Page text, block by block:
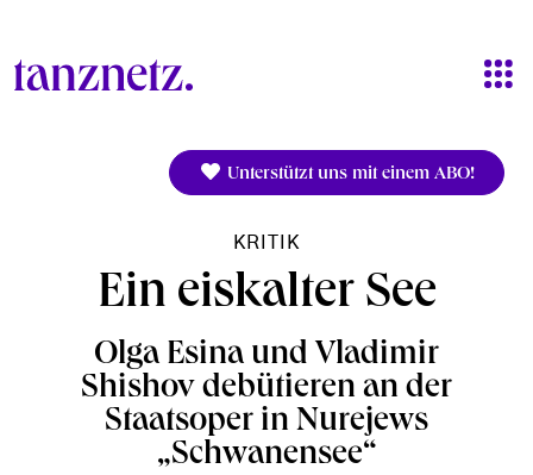
Unterstützt uns mit einem ABO!
KRITIK
Ein eiskalter See
Olga Esina und Vladimir
Shishov debütieren an der
Staatsoper in Nurejews
„Schwanensee“